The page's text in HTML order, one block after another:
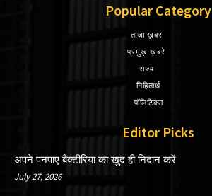
Popular Category
ताज़ा ख़बर
प्रमुख़ ख़बरे
राज्य
निहितार्थ
पॉलिटिक्स
Editor Picks
अपने पनपाए बैक्टीरिया का खुद ही निदान करें
July 27, 2026